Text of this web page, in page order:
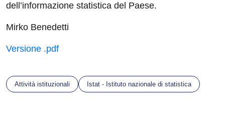
dell’informazione statistica del Paese.
Mirko Benedetti
Versione .pdf
Attività istituzionali Istat - Istituto nazionale di statistica